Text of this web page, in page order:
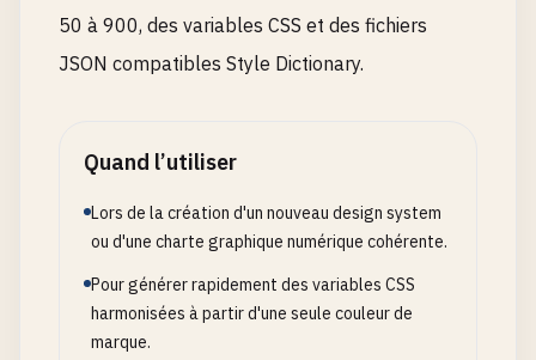
50 à 900, des variables CSS et des fichiers
JSON compatibles Style Dictionary.
Quand l’utiliser
Lors de la création d'un nouveau design system
ou d'une charte graphique numérique cohérente.
Pour générer rapidement des variables CSS
harmonisées à partir d'une seule couleur de
marque.